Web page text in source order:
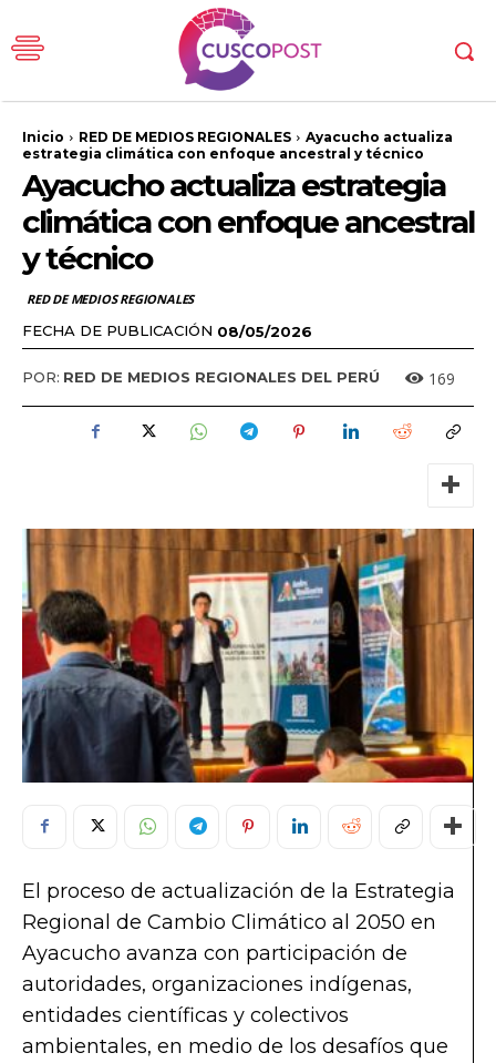
Inicio RED DE MEDIOS REGIONALES
Ayacucho actualiza
estrategia climática con enfoque ancestral y técnico
Ayacucho actualiza estrategia
climática con enfoque ancestral
y técnico
RED DE MEDIOS REGIONALES
FECHA DE PUBLICACIÓN 08/05/2026
POR: RED DE MEDIOS REGIONALES DEL PERÚ 169
El proceso de actualización de la Estrategia
Regional de Cambio Climático al 2050 en
Ayacucho avanza con participación de
autoridades, organizaciones indígenas,
entidades científicas y colectivos
ambientales, en medio de los desafíos que